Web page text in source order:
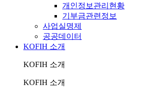
개인정보관리현황
기부금관련정보
사업실명제
공공데이터
KOFIH 소개
KOFIH 소개
KOFIH 소개